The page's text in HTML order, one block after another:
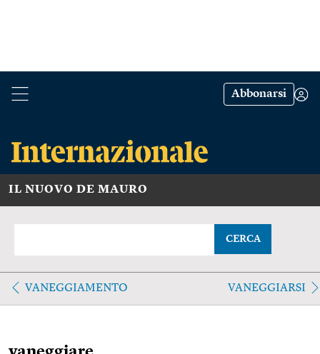
Abbonarsi
IL NUOVO DE MAURO
CERCA
VANEGGIAMENTO VANEGGIARSI